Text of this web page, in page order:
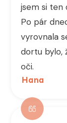
jsem si ten
Po pár
vyrovnala
dortu bylo,
oči.
Hana